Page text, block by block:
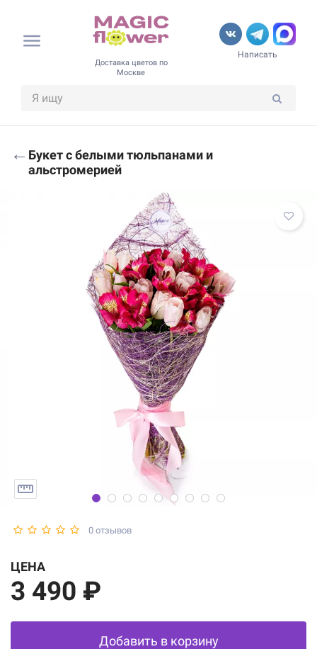
Доставка цветов по
Москве
Написать
← Букет с белыми тюльпанами и
альстромерией
0 отзывов
ЦЕНА
3 490 ₽
Добавить в корзину